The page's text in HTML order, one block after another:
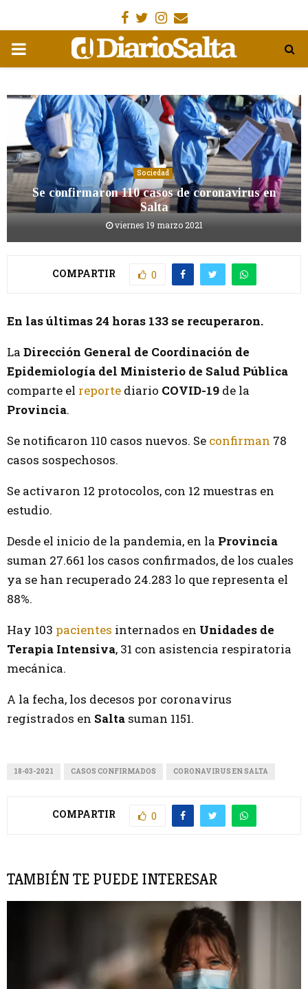
Facebook
Gorjeo
Instagram
Email
MENÚ
Sociedad
Se confirmaron 110 casos de coronavirus en
Salta
viernes 19 marzo 2021
COMPARTIR 0
En las últimas 24 horas 133 se recuperaron.
La Dirección General de Coordinación de
Epidemiología del Ministerio de Salud Pública
comparte el reporte diario COVID-19 de la
Provincia.
Se notificaron 110 casos nuevos. Se confirman 78
casos sospechosos.
Se activaron 12 protocolos, con 12 muestras en
estudio.
Desde el inicio de la pandemia, en la Provincia
suman 27.661 los casos confirmados, de los cuales
ya se han recuperado 24.283 lo que representa el
88%.
Hay 103 pacientes internados en Unidades de
Terapia Intensiva, 31 con asistencia respiratoria
mecánica.
A la fecha, los decesos por coronavirus
registrados en Salta suman 1151.
18-03-2021 CASOS CONFIRMADOS CORONAVIRUS EN SALTA
COMPARTIR 0
TAMBIÉN TE PUEDE INTERESAR